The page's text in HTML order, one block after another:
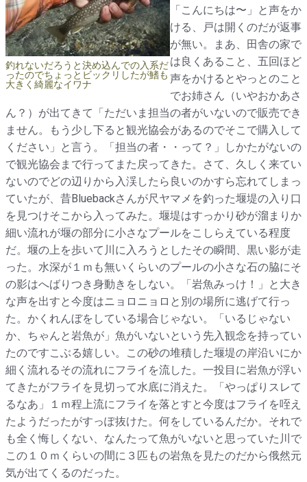
釣れないだろうと決め込んでの入系だ
ったのでちょっとビックリしたが鰭も
大きく綺麗なイワナ
「こんにちは〜」と声をか
ける、戸は開くのだが返事
が無い。まあ、田舎の家で
は良くあること、五回ほど
声をかけるとやっとのこと
でお姉さん（いやおかあさ
ん？）が出てきて「ただいま担当の者がいないので販売でき
ません。もう少し下ると観光協会があるのでそこで購入して
ください」と言う。「担当の者・・って？」しかたがないの
で観光協会まで行ってまた戻ってきた。さて、久しく来てい
ないのでどの辺りから入渓したら良いのかすら忘れてしまっ
ていたが、昔Bluebackさんが尺ヤマメを釣った堰堤の入り口
を見つけそこから入ってみた。堰堤はすっかり砂が溜まりか
細い流れが堰の部分に小さなプールをこしらえている程度
だ。堰の上を歩いて川に入ろうとしたその瞬間、黒い影が走
った。水深が１ｍも無いくらいのプールの小さな石の脇にそ
の影はへばりつき身動きをしない。「岩魚みっけ！」と大き
な声を出すと今度はニョロニョロと別の場所に逃げて行っ
た。かくれんぼをしている場合じゃない。「いるじゃない
か、ちゃんと岩魚が」魚がいないという先入観念を持ってい
たのですこぶる嬉しい。この砂の堆積した堰堤の岸沿いにか
細く流れるその流れにフライを流した。一投目に岩魚が浮い
てきたがフライを見切って水底に消えた。「やっぱりスレて
るなあ」１ｍ程上流にフライを落とすと今度はフライを咥え
たようだったがすっぽ抜けた。何をしているんだか。それで
も全く悔しくない、なんたって魚がいないと思っていた川で
この１０ｍくらいの間に３匹もの岩魚を見たのだから俄然元
気が出てくるのだった。